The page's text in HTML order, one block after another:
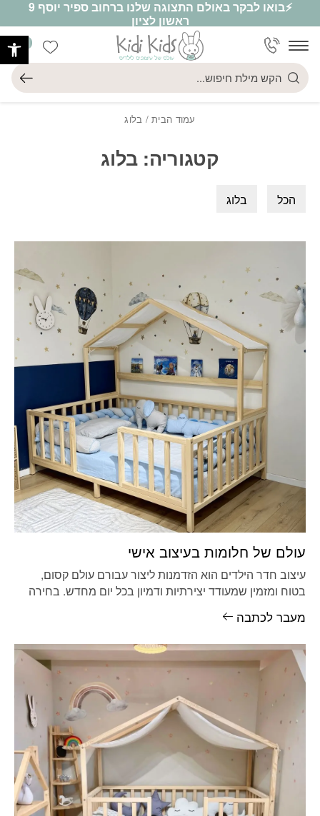
Skip to Content
⚡בואו לבקר באולם התצוגה שלנו ברחוב ספיר יוסף 9
ראשון לציון
הרשימה
חיפוש
עמוד הבית/ בלוג
קטגוריה: בלוג
הכל בלוג
עולם של חלומות בעיצוב אישי
עיצוב חדר הילדים הוא הזדמנות ליצור עבורם עולם קסום,
בטוח ומזמין שמעודד יצירתיות ודמיון בכל יום מחדש. בחירה
מעבר לכתבה
בחזרה למעלה